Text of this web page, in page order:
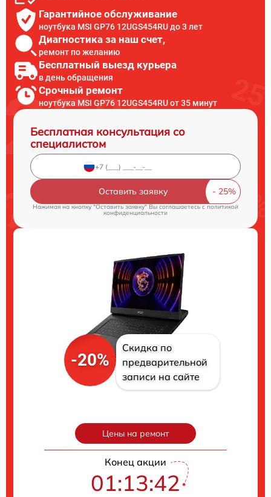
Гарантийное обслуживание
ноутбука MSI GP76 12UGS454RU до 3 лет
Диагностика за наш счет,
ремонт по желанию
Бесплатный выезд курьера
в день обращения
Срочный ремонт
ноутбука MSI GP76 12UGS454RU от 35 минут
Бесплатная консультация со
специалистом
Оставить заявку
Нажимая на кнопку "Оставить заявку" Вы соглашаетесь cполитикой
конфиденциальности
-20%
Скидка по
предварительной
записи на сайте
Цены на ремонт
Конец акции
01:13:41